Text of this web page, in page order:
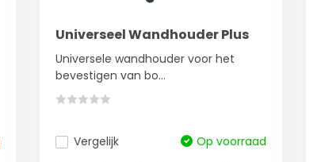
Universeel Wandhouder Plus
Universele wandhouder voor het
bevestigen van bo...
Vergelijk
Op voorraad